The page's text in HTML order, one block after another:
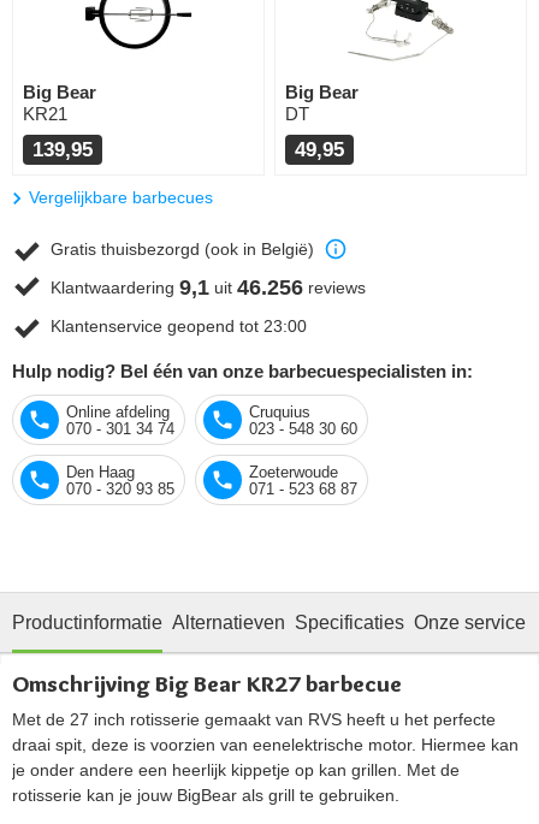
Big Bear
KR21
139,95
Big Bear
DT
49,95
Vergelijkbare barbecues
Gratis thuisbezorgd (ook in België)
Klantwaardering 9,1 uit 46.256 reviews
Klantenservice geopend tot 23:00
Hulp nodig? Bel één van onze barbecuespecialisten in:
Online afdeling
070 - 301 34 74
Cruquius
023 - 548 30 60
Den Haag
070 - 320 93 85
Zoeterwoude
071 - 523 68 87
Productinformatie Alternatieven Specificaties Onze service
Omschrijving Big Bear KR27 barbecue
Met de 27 inch rotisserie gemaakt van RVS heeft u het perfecte
draai spit, deze is voorzien van eenelektrische motor. Hiermee kan
je onder andere een heerlijk kippetje op kan grillen. Met de
rotisserie kan je jouw BigBear als grill te gebruiken.